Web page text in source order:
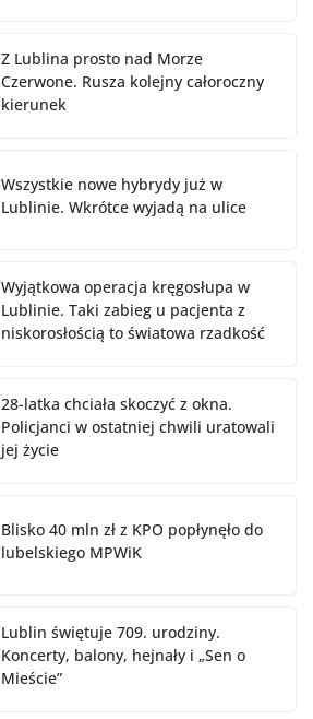
Z Lublina prosto nad Morze
Czerwone. Rusza kolejny całoroczny
kierunek
Wszystkie nowe hybrydy już w
Lublinie. Wkrótce wyjadą na ulice
Wyjątkowa operacja kręgosłupa w
Lublinie. Taki zabieg u pacjenta z
niskorosłością to światowa rzadkość
28-latka chciała skoczyć z okna.
Policjanci w ostatniej chwili uratowali
jej życie
Blisko 40 mln zł z KPO popłynęło do
lubelskiego MPWiK
Lublin świętuje 709. urodziny.
Koncerty, balony, hejnały i „Sen o
Mieście”